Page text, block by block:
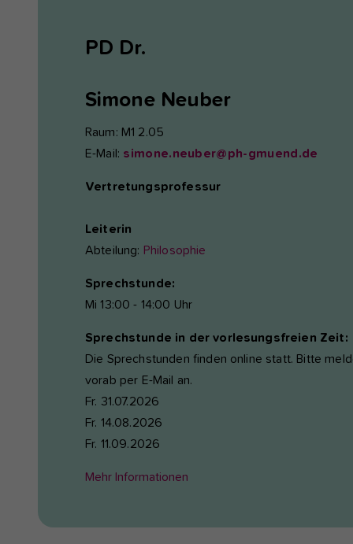
PD Dr.
Simone Neuber
Raum: M1 2.05
E-Mail: simone.neuber@ph-gmuend.de
Vertretungsprofessur
Leiterin
Abteilung: Philosophie
Sprechstunde:
Mi 13:00 - 14:00 Uhr
Sprechstunde in der vorlesungsfreien Zeit:
Die Sprechstunden finden online statt. Bitte
vorab per E-Mail an.
Fr. 31.07.2026
Fr. 14.08.2026
Fr. 11.09.2026
Mehr Informationen